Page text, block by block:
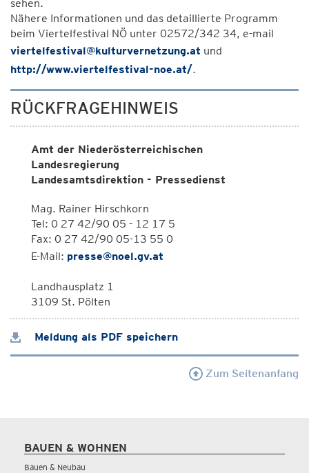
sehen.
Nähere Informationen und das detaillierte Programm
beim Viertelfestival NÖ unter 02572/342 34, e-mail
viertelfestival@kulturvernetzung.at und
http://www.viertelfestival-noe.at/.
RÜCKFRAGEHINWEIS
Amt der Niederösterreichischen
Landesregierung
Landesamtsdirektion - Pressedienst
Mag. Rainer Hirschkorn
Tel: 0 27 42/90 05 - 12 17 5
Fax: 0 27 42/90 05-13 55 0
E-Mail: presse@noel.gv.at
Landhausplatz 1
3109 St. Pölten
Meldung als PDF speichern
Zum Seitenanfang
BAUEN & WOHNEN
Bauen & Neubau